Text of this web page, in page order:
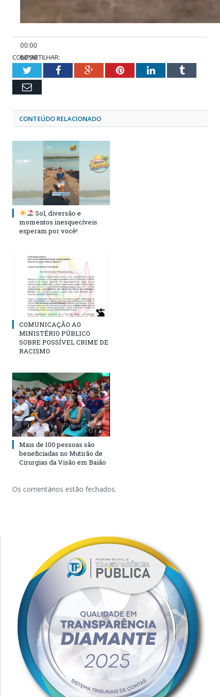
00:00
00:00
02:03
COMPARTILHAR:
TwitterFacebookGoogle+PinterestLinkedInTumblr
Email
CONTEÚDO RELACIONADO
Sol, diversão e
momentos inesquecíveis
esperam por você!
COMUNICAÇÃO AO
MINISTÉRIO PÚBLICO
SOBRE POSSÍVEL CRIME DE
RACISMO
Mais de 100 pessoas são
beneficiadas no Mutirão de
Cirurgias da Visão em Baião
Os comentários estão fechados.